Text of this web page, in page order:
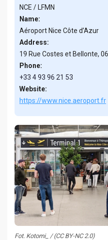
NCE / LFMN
Name:
Aéroport Nice Côte d’Azur
Address:
19 Rue Costes et Bellonte,
Phone:
+33 4 93 96 21 53
Website:
https://www.nice.aeroport.fr
Fot. Kotomi_ / (CC BY-NC 2.0)